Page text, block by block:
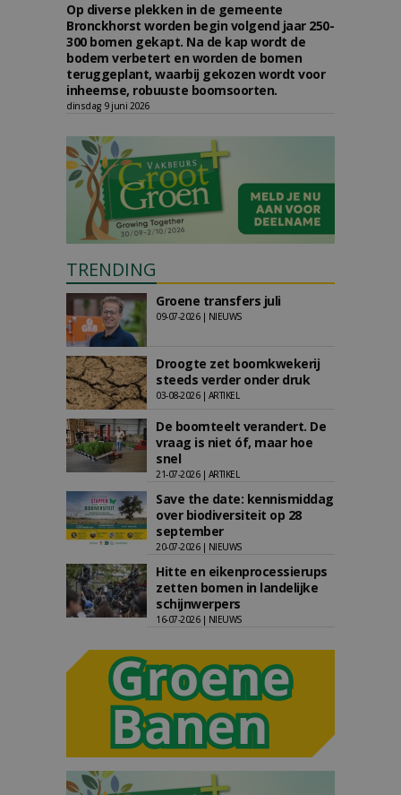
Op diverse plekken in de gemeente
Bronckhorst worden begin volgend jaar 250-
300 bomen gekapt. Na de kap wordt de
bodem verbetert en worden de bomen
teruggeplant, waarbij gekozen wordt voor
inheemse, robuuste boomsoorten.
dinsdag 9 juni 2026
TRENDING
Groene transfers juli
09-07-2026 | NIEUWS
Droogte zet boomkwekerij
steeds verder onder druk
03-08-2026 | ARTIKEL
De boomteelt verandert. De
vraag is niet óf, maar hoe
snel
21-07-2026 | ARTIKEL
Save the date: kennismiddag
over biodiversiteit op 28
september
20-07-2026 | NIEUWS
Hitte en eikenprocessierups
zetten bomen in landelijke
schijnwerpers
16-07-2026 | NIEUWS